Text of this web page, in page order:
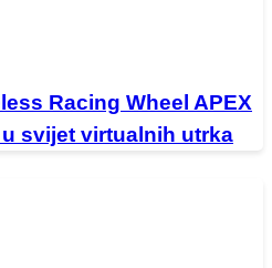
Racing Wheel APEX
svijet virtualnih utrka